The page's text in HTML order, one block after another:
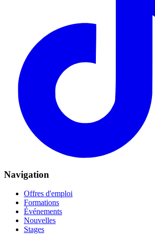
Navigation
Offres d'emploi
Formations
Événements
Nouvelles
Stages